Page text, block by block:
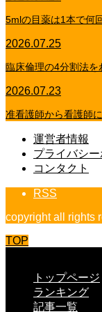
5mlの目薬は1本で何
2026.07.25
臨床倫理の4分割法
2026.07.23
准看護師から看護師
運営者情報
プライバシ
コンタクト
RSS
copyright all rights
TOP
トップページ
ランキング
記事一覧